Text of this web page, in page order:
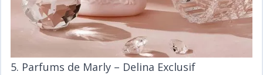
5. Parfums de Marly – Delina Exclusif​​​​‌ ‍ ​‍​‍‌‍ ‌ ​‍‌‍‍‌‌‍‌ ‌‍‍‌‌‍ ‍​‍​‍​ ‍‍​‍​‍‌ ​ ‌‍​‌‌‍ ‍‌‍‍‌‌ ‌​‌ ‍‌​‍ ‍‌‍‍‌‌‍ ​‍​‍​‍ ​​‍​‍‌‍‍​‌ ​‍‌‍‌‌‌‍‌‍​‍​‍​ ‍‍​‍​‍‌‍‍​‌ ‌​‌ ‌​‌ ​​​ ‍‍​‍ ​‍ ‌‍ ​‌‍ ‌‍​ ‌‍​‌‌‍ ​‌‍‍​‌‍ ‌ ​ ‌ ‌​​ ‍‍​ ​ ​ ​​​ ​​​ ​​​‍ ‌ ​ ‌ ‌​‌ ‌‌‌‍‌​‌‍‍‌‌‍ ​‍ ‌‍‍‌‌‍ ‍‌ ‌​‌‍‌‌‌‍ ‍‌ ‌​​‍ ‌‍‌‌‌‍‌​‌‍‍‌‌ ‌​​‍ ‌‍ ‌‌‍ ‌‍‌​‌‍‌‌​ ‌‌ ​​‌ ​‍‌‍‌‌‌ ​ ‌‍‌‌‌‍ ‍‌ ‌​‌‍​‌‌ ‌​‌‍‍‌‌‍ ‌‍ ‍​ ‍ ‌‍‍‌‌‍‌​​ ‌‌ ​​‌‍ ‌ ​ ‌ ‌​​‍ ‌​ ​‍​ ​‍​ ​‍​ ​‍​ ‍‌​ ‍‌​ ‍‌​ ‍ ‌ ‌​‌ ‍‌‌ ​​‌‍‌‌​ ‌‌ ​​‌‍ ‌ ​ ‌ ‌​​ ‍ ‌ ​​‌‍​‌‌ ‌​‌‍‍​​ ‌‌‍​ ‌‍ ‌‍ ‍‌ ‌​‌‍‌‌‌‍ ‍‌ ‌​​‍‌‌​ ‌‌‌​​‍‌‌ ‌‍‍ ‌‍‌‌‌ ‍‌​‍‌‌​ ​ ‌​‌​​‍‌‌​ ​ ‌​‌​​‍‌‌​ ​‍​ ​‍​ ‌​​ ​​​ ‍​​ ‍​​ ‌​‌‍‌‌​ ​ ​ ‍​‌‍‌​‌‍​‌​ ‍‌‌‍‌‌​‍‌‌​ ​‍​ ​‍​‍‌‌​ ‌‌‌​‌​​‍ ‍‌‍​ ‌‍‍​‌‍‍‌‌‍ ​‌‍‌​‌ ​‍‌‍‌‌‌‍ ‍​‍‌‌​ ‌‌‌​​‍‌‌ ‌‍‍ ‌‍‌‌‌ ‍‌​‍‌‌​ ​ ‌​‌​​‍‌‌​ ​ ‌​‌​​‍‌‌​ ​‍​ ​‍​ ‌​​ ​​​ ‍​​ ‍​​ ‌​‌‍‌‌​ ​ ​ ‍​‌‍‌​‌‍​‌​ ‍‌‌‍‌‌​ ​​​‍‌‌​ ​‍​ ​‍​‍‌‌​ ‌‌‌​‌​​‍ ‍‌ ‌​‌‍‌‌‌ ‍​‌ ‌​​ ‌‍​‍‌‍​‌‌ ​ ‌‍‌‌‌‌‌‌‌ ​‍‌‍ ​​ ‌‌‍‍​‌ ‌​‌ ‌​‌ ​​​‍‌‌​ ​ ‌​​‌​‍‌‌​ ​‍‌​‌‍​‍‌‌​ ​‍‌​‌‍‌‍ ​‌‍ ‌‍​ ‌‍​‌‌‍ ​‌‍‍​‌‍ ‌ ​ ‌ ‌​​‍‌‌​ ​ ‌​​‌​ ​ ​ ​​​ ​​​ ​​​‍‌‌​ ​‍‌​‌‍‌ ​ ‌ ‌​‌ ‌‌‌‍‌​‌‍‍‌‌‍ ​‍‌‍‌‍‍‌‌‍‌​​ ‌‌ ​​‌‍ ‌ ​ ‌ ‌​​‍ ‌​ ​‍​ ​‍​ ​‍​ ​‍​ ‍‌​ ‍‌​ ‍‌​‍‌‍‌ ‌​‌ ‍‌‌ ​​‌‍‌‌​ ‌‌ ​​‌‍ ‌ ​ ‌ ‌​​‍‌‍‌ ​​‌‍​‌‌ ‌​‌‍‍​​ ‌‌‍​ ‌‍ ‌‍ ‍‌ ‌​‌‍‌‌‌‍ ‍‌ ‌​​‍‌‌​ ‌‌‌​​‍‌‌ ‌‍‍ ‌‍‌‌‌ ‍‌​‍‌‌​ ​ ‌​‌​​‍‌‌​ ​ ‌​‌​​‍‌‌​ ​‍​ ​‍​ ‌​​ ​​​ ‍​​ ‍​​ ‌​‌‍‌‌​ ​ ​ ‍​‌‍‌​‌‍​‌​ ‍‌‌‍‌‌​‍‌‌​ ​‍​ ​‍​‍‌‌​ ‌‌‌​‌​​‍ ‍‌‍​ ‌‍‍​‌‍‍‌‌‍ ​‌‍‌​‌ ​‍‌‍‌‌‌‍ ‍​‍‌‌​ ‌‌‌​​‍‌‌ ‌‍‍ ‌‍‌‌‌ ‍‌​‍‌‌​ ​ ‌​‌​​‍‌‌​ ​ ‌​‌​​‍‌‌​ ​‍​ ​‍​ ‌​​ ​​​ ‍​​ ‍​​ ‌​‌‍‌‌​ ​ ​ ‍​‌‍‌​‌‍​‌​ ‍‌‌‍‌‌​ ​​​‍‌‌​ ​‍​ ​‍​‍‌‌​ ‌‌‌​‌​​‍ ‍‌ ‌​‌‍‌‌‌ ‍​‌ ‌​​‍‌‍‌ ​​‌‍‌‌‌ ​‍‌ ​ ‌ ​​‌‍‌‌‌‍​ ‌ ‌​‌‍‍‌‌ ‌‍‌‍‌‌​ ‌‌ ​​‌ ‌‌‌‍​‍‌‍ ​‌‍‍‌‌ ​ ‌‍‍​‌‍‌‌‌‍‌​​‍​‍‌ ‌